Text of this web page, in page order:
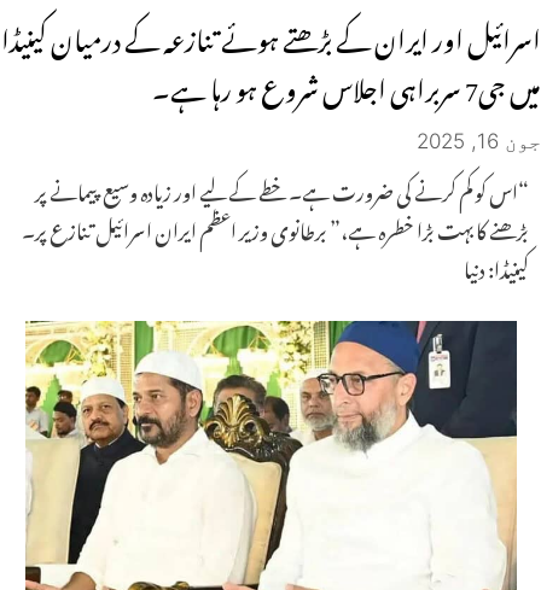
اسرائیل اور ایران کے بڑھتے ہوئے تنازعہ کے درمیان کینیڈا
میں جی7 سربراہی اجلاس شروع ہو رہا ہے۔
جون 16, 2025
“اس کو کم کرنے کی ضرورت ہے۔ خطے کے لیے اور زیادہ وسیع پیمانے پر
بڑھنے کا بہت بڑا خطرہ ہے،” برطانوی وزیر اعظم ایران اسرائیل تنازع پر۔
کینیڈا: دنیا